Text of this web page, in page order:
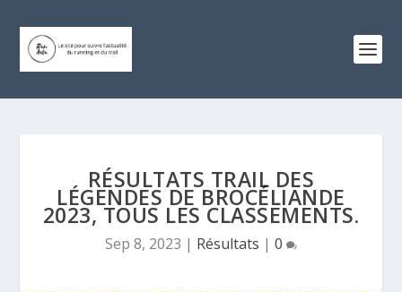
RÉSULTATS TRAIL DES
LÉGENDES DE BROCÉLIANDE
2023, TOUS LES CLASSEMENTS.
Sep 8, 2023 | Résultats | 0